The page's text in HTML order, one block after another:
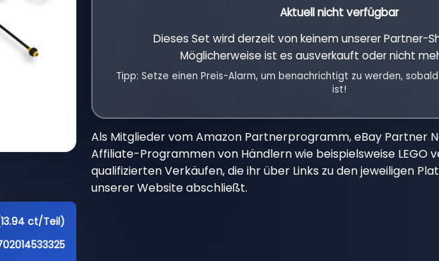
ct/Teil)
Aktuell nicht verfügbar
Dieses Set wird derzeit von keinem unserer Partner-
Möglicherweise ist es ausverkauft oder nicht
Tipp: Setze einen Preis-Alarm, um benachrichtigt zu werden,
ist!
Als Mitglieder vom Amazon Partnerprogramm, eBay Partner
Affiliate-Programmen von Händlern wie beispielsweise LEGO
qualifizierten Verkäufen, die ihr über Links zu den jeweiligen
unserer Website abschließt.